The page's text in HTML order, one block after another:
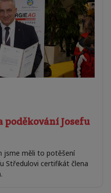
Josefu
jsme měli to potěšení
Středulovi certifikát člena